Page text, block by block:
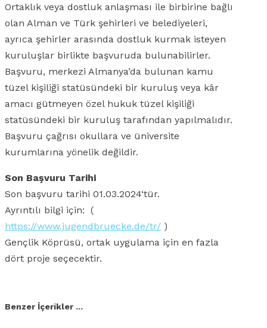
Ortaklık veya dostluk anlaşması ile birbirine bağlı
olan Alman ve Türk şehirleri ve belediyeleri,
ayrıca şehirler arasında dostluk kurmak isteyen
kuruluşlar birlikte başvuruda bulunabilirler.
Başvuru, merkezi Almanya’da bulunan kamu
tüzel kişiliği statüsündeki bir kuruluş veya kâr
amacı gütmeyen özel hukuk tüzel kişiliği
statüsündeki bir kuruluş tarafından yapılmalıdır.
Başvuru çağrısı okullara ve üniversite
kurumlarına yönelik değildir.
Son Başvuru Tarihi
Son başvuru tarihi 01.03.2024‘tür.
Ayrıntılı bilgi için: (
https://www.jugendbruecke.de/tr/ )
Gençlik Köprüsü, ortak uygulama için en fazla
dört proje seçecektir.
Benzer İçerikler ...